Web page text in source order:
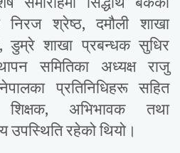
श्रेष्ठ, दमौली शाखा
डुम्रे शाखा प्रबन्धक सुधिर
समितिका अध्यक्ष राजु
प्रतिनिधिहरू सहित
शिक्षक, अभिभावक तथा
उपस्थिति रहेको थियो।